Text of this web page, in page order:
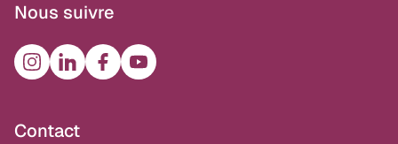
Nous suivre
Contact